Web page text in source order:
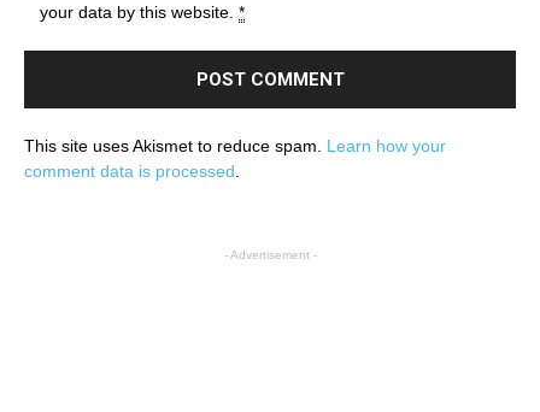
your data by this website. *
This site uses Akismet to reduce spam. Learn how your
comment data is processed
- Advertisement -